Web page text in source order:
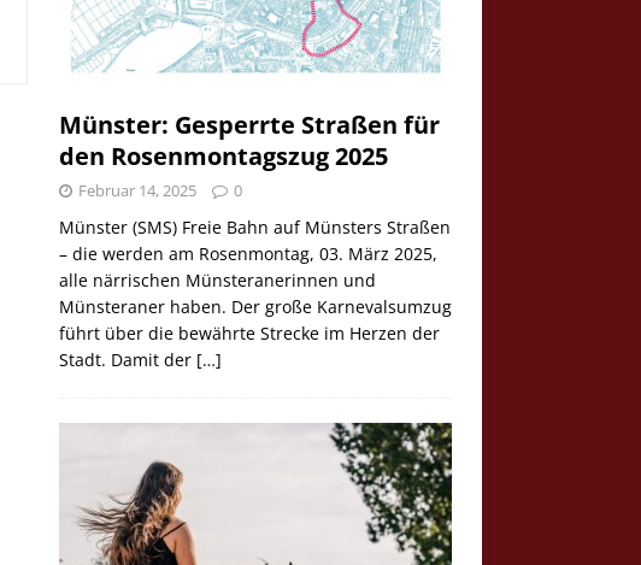
Münster: Gesperrte Straßen für
den Rosenmontagszug 2025
Februar 14, 2025 0
Münster (SMS) Freie Bahn auf Münsters Straßen
– die werden am Rosenmontag, 03. März 2025,
alle närrischen Münsteranerinnen und
Münsteraner haben. Der große Karnevalsumzug
führt über die bewährte Strecke im Herzen der
Stadt. Damit der […]